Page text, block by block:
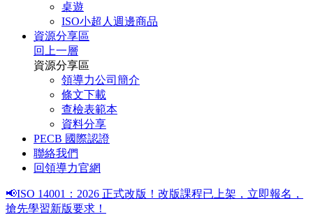
桌遊
ISO小超人週邊商品
資源分享區
回上一層
資源分享區
領導力公司簡介
條文下載
查檢表範本
資料分享
PECB 國際認證
聯絡我們
回領導力官網
📢ISO 14001：2026 正式改版！改版課程已上架，立即報名，
搶先學習新版要求！